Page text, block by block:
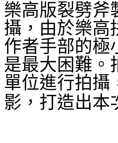
樂高版裂劈斧
攝，由於樂高
作者手部的極
是最大困難。
單位進行拍攝
影，打造出本